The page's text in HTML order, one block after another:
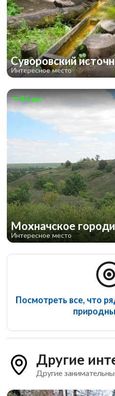
Суворовский
Интересное место
95 км
Мохначское
Интересное место
Посмотреть все, что
Другие
Другие